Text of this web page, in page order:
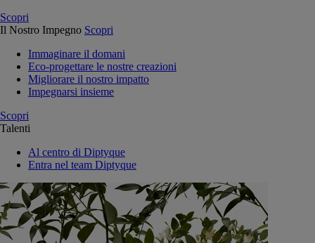
Scopri
Il Nostro Impegno Scopri
Immaginare il domani
Eco-progettare le nostre creazioni
Migliorare il nostro impatto
Impegnarsi insieme
Scopri
Talenti
Al centro di Diptyque
Entra nel team Diptyque